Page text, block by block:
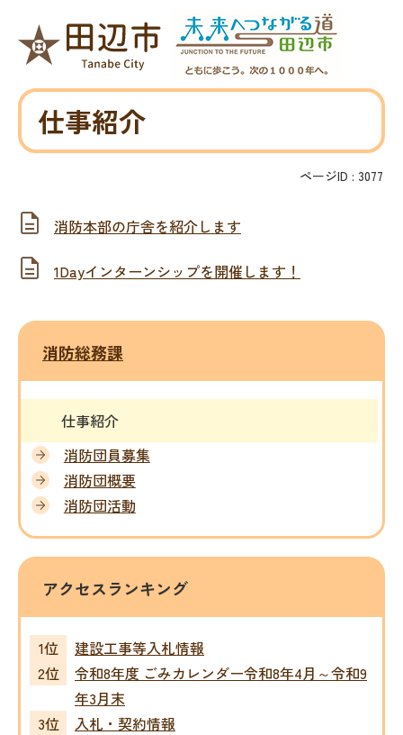
仕事紹介
ページID : 3077
消防本部の庁舎を紹介します
1Dayインターンシップを開催します！
消防総務課
仕事紹介
消防団員募集
消防団概要
消防団活動
アクセスランキング
建設工事等入札情報
令和8年度 ごみカレンダー令和8年4月～令和9
年3月末
入札・契約情報